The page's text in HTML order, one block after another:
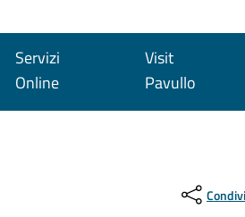
Servizi
Online
Visit
Pavullo